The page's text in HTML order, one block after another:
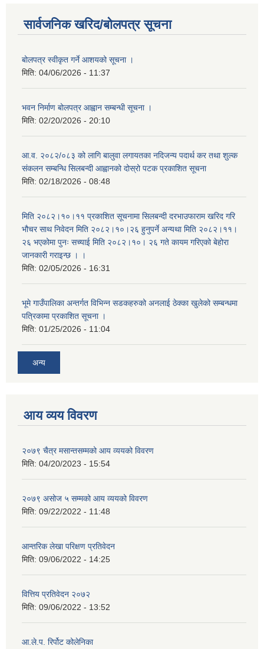
सार्वजनिक खरिद/बोलपत्र सूचना
बोलपत्र स्वीकृत गर्ने आशयको सूचना ।
मिति: 04/06/2026 - 11:37
भवन निर्माण बोलपत्र आह्वान सम्बन्धी सूचना ।
मिति: 02/20/2026 - 20:10
आ.व. २०८२/०८३ को लागि बालुवा लगायतका नदिजन्य पदार्थ कर तथा शुल्क
संकलन सम्बन्धि सिलबन्दी आह्वानको दोस्रो पटक प्रकाशित सूचना
मिति: 02/18/2026 - 08:48
मिति २०८२।१०।११ प्रकाशित सूचनामा सिलबन्दी दरभाउफाराम खरिद गरि
भौचर साथ निवेदन मिति २०८२।१०।२६ हुनुपर्ने अन्यथा मिति २०८२।११।
२६ भएकोमा पुनः सच्याई मिति २०८२।१०। २६ गते कायम गरिएको बेहोरा
जानकारी गराइन्छ । ।
मिति: 02/05/2026 - 16:31
भूमे गाउँपालिका अन्तर्गत विभिन्न सडकहरुको अनलाई ठेक्का खुलेको सम्बन्धमा
पत्रिकामा प्रकाशित सूचना ।
मिति: 01/25/2026 - 11:04
अन्य
आय व्यय विवरण
२०७९ चैत्र मसान्तसम्मको आय व्ययको विवरण
मिति: 04/20/2023 - 15:54
२०७९ असोज ५ सम्मको आय व्ययको विवरण
मिति: 09/22/2022 - 11:48
आन्तरिक लेखा परिक्षण प्रतिवेदन
मिति: 09/06/2022 - 14:25
वित्तिय प्रतिवेदन २०७२
मिति: 09/06/2022 - 13:52
आ.ले.प. रिर्पोट कोलेनिका